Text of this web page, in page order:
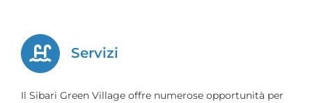
Servizi
Il Sibari Green Village offre numerose opportunità per